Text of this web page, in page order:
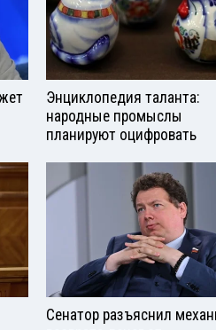
Энциклопедия таланта:
народные промыслы
планируют оцифровать
Сенатор разъяснил